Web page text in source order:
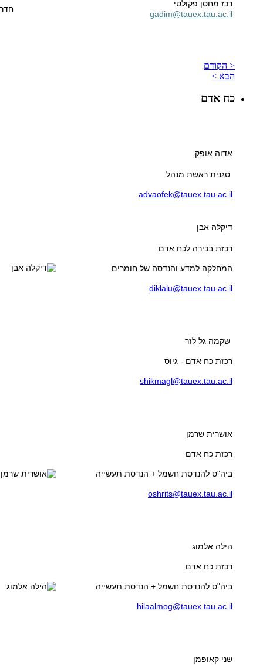
רכז מחסן פקולטי
gadim@tauex.tau.ac.il
חדר
< הקודם
הבא >
כח אדם
אדוה אופק
advaofek@tauex.tau.ac.il
דיקלה אבן
רכזת בכירה לכח אדם
diklalu@tauex.tau.ac.il
שקמה גל לזר
רכזת כח אדם - גיוס
shikmagl@tauex.tau.ac.il
אושרית שרמן
רכזת כח אדם
ביה"ס להנדסת חשמל + הנדסת תעשייה
oshrits@tauex.tau.ac.il
הילה אלמוג
רכזת כח אדם
ביה"ס להנדסת חשמל + הנדסת תעשייה
hilaalmog@tauex.tau.ac.il
שני קאופמן